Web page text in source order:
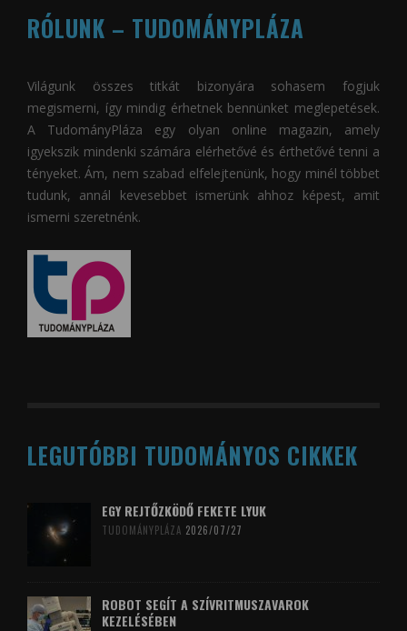
RÓLUNK – TUDOMÁNYPLÁZA
Világunk összes titkát bizonyára sohasem fogjuk
megismerni, így mindig érhetnek bennünket meglepetések.
A TudományPláza egy olyan online magazin, amely
igyekszik mindenki számára elérhetővé és érthetővé tenni a
tényeket. Ám, nem szabad elfelejtenünk, hogy minél többet
tudunk, annál kevesebbet ismerünk ahhoz képest, amit
ismerni szeretnénk.
LEGUTÓBBI TUDOMÁNYOS CIKKEK
EGY REJTŐZKÖDŐ FEKETE LYUK
TUDOMÁNYPLÁZA 2026/07/27
ROBOT SEGÍT A SZÍVRITMUSZAVAROK
KEZELÉSÉBEN